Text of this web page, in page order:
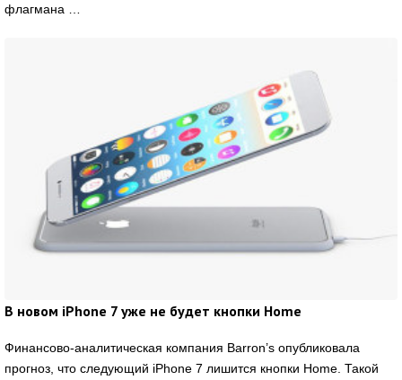
флагмана …
В новом iPhone 7 уже не будет кнопки Home
Финансово-аналитическая компания Barron’s опубликовала
прогноз, что следующий iPhone 7 лишится кнопки Home. Такой